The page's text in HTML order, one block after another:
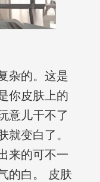
杂的。这是
你皮肤上的
意儿干不了
就变白了。
来的可不一
的白。 皮肤